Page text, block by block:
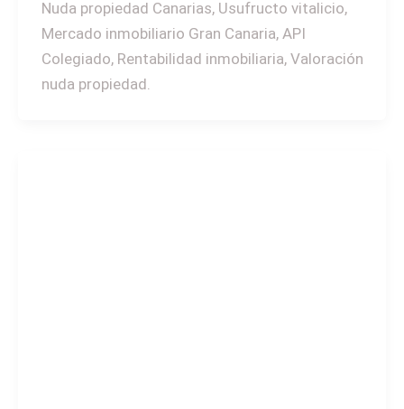
Nuda propiedad Canarias, Usufructo vitalicio,
Mercado inmobiliario Gran Canaria, API
Colegiado, Rentabilidad inmobiliaria, Valoración
nuda propiedad.